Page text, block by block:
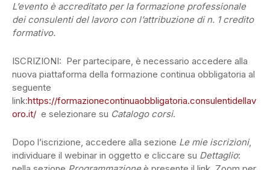
L’evento è accreditato per la formazione professionale
dei consulenti del lavoro con l’attribuzione di n. 1 credito
formativo.
ISCRIZIONI: Per partecipare, è necessario accedere alla
nuova piattaforma della formazione continua obbligatoria al
seguente
link:https://formazionecontinuaobbligatoria.consulentidellav
oro.it/ e selezionare su Catalogo corsi.
Dopo l’iscrizione, accedere alla sezione Le mie iscrizioni,
individuare il webinar in oggetto e cliccare su Dettaglio: